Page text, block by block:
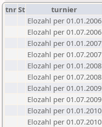
tnrSt turnier
Elozahl per 01.01.2006
Elozahl per 01.07.2006
Elozahl per 01.01.2007
Elozahl per 01.07.2007
Elozahl per 01.01.2008
Elozahl per 01.07.2008
Elozahl per 01.01.2009
Elozahl per 01.07.2009
Elozahl per 01.01.2010
Elozahl per 01.07.2010